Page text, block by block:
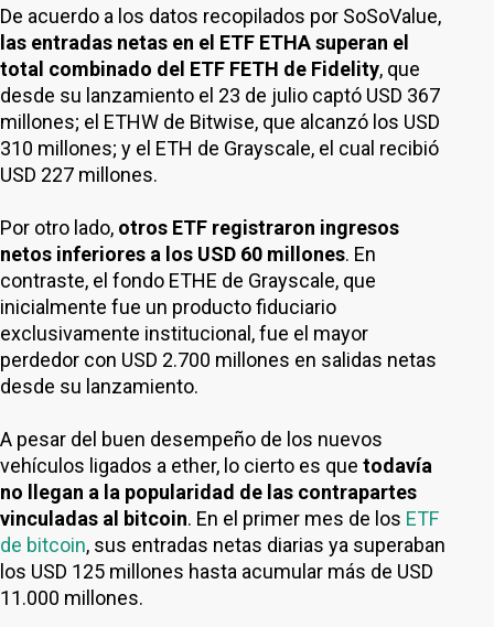
De acuerdo a los datos recopilados por SoSoValue,
las entradas netas en el ETF ETHA superan el
total combinado del ETF FETH de Fidelity, que
desde su lanzamiento el 23 de julio captó USD 367
millones; el ETHW de Bitwise, que alcanzó los USD
310 millones; y el ETH de Grayscale, el cual recibió
USD 227 millones.
Por otro lado, otros ETF registraron ingresos
netos inferiores a los USD 60 millones. En
contraste, el fondo ETHE de Grayscale, que
inicialmente fue un producto fiduciario
exclusivamente institucional, fue el mayor
perdedor con USD 2.700 millones en salidas netas
desde su lanzamiento.
A pesar del buen desempeño de los nuevos
vehículos ligados a ether, lo cierto es que todavía
no llegan a la popularidad de las contrapartes
vinculadas al bitcoin. En el primer mes de los ETF
de bitcoin, sus entradas netas diarias ya superaban
los USD 125 millones hasta acumular más de USD
11.000 millones.